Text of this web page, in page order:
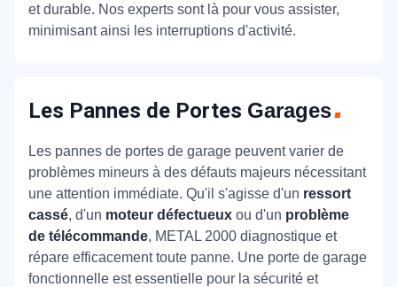
et durable. Nos experts sont là pour vous assister,
minimisant ainsi les interruptions d'activité.
Les Pannes de Portes Garages
Les pannes de portes de garage peuvent varier de
problèmes mineurs à des défauts majeurs nécessitant
une attention immédiate. Qu'il s'agisse d'un ressort
cassé, d'un moteur défectueux ou d'un problème
de télécommande, METAL 2000 diagnostique et
répare efficacement toute panne. Une porte de garage
fonctionnelle est essentielle pour la sécurité et